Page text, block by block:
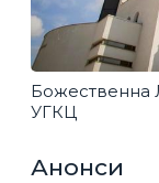
Божественна
УГКЦ
Анонси